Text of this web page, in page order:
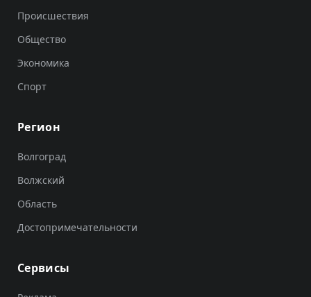
Происшествия
Общество
Экономика
Спорт
Регион
Волгоград
Волжский
Область
Достопримечательности
Сервисы